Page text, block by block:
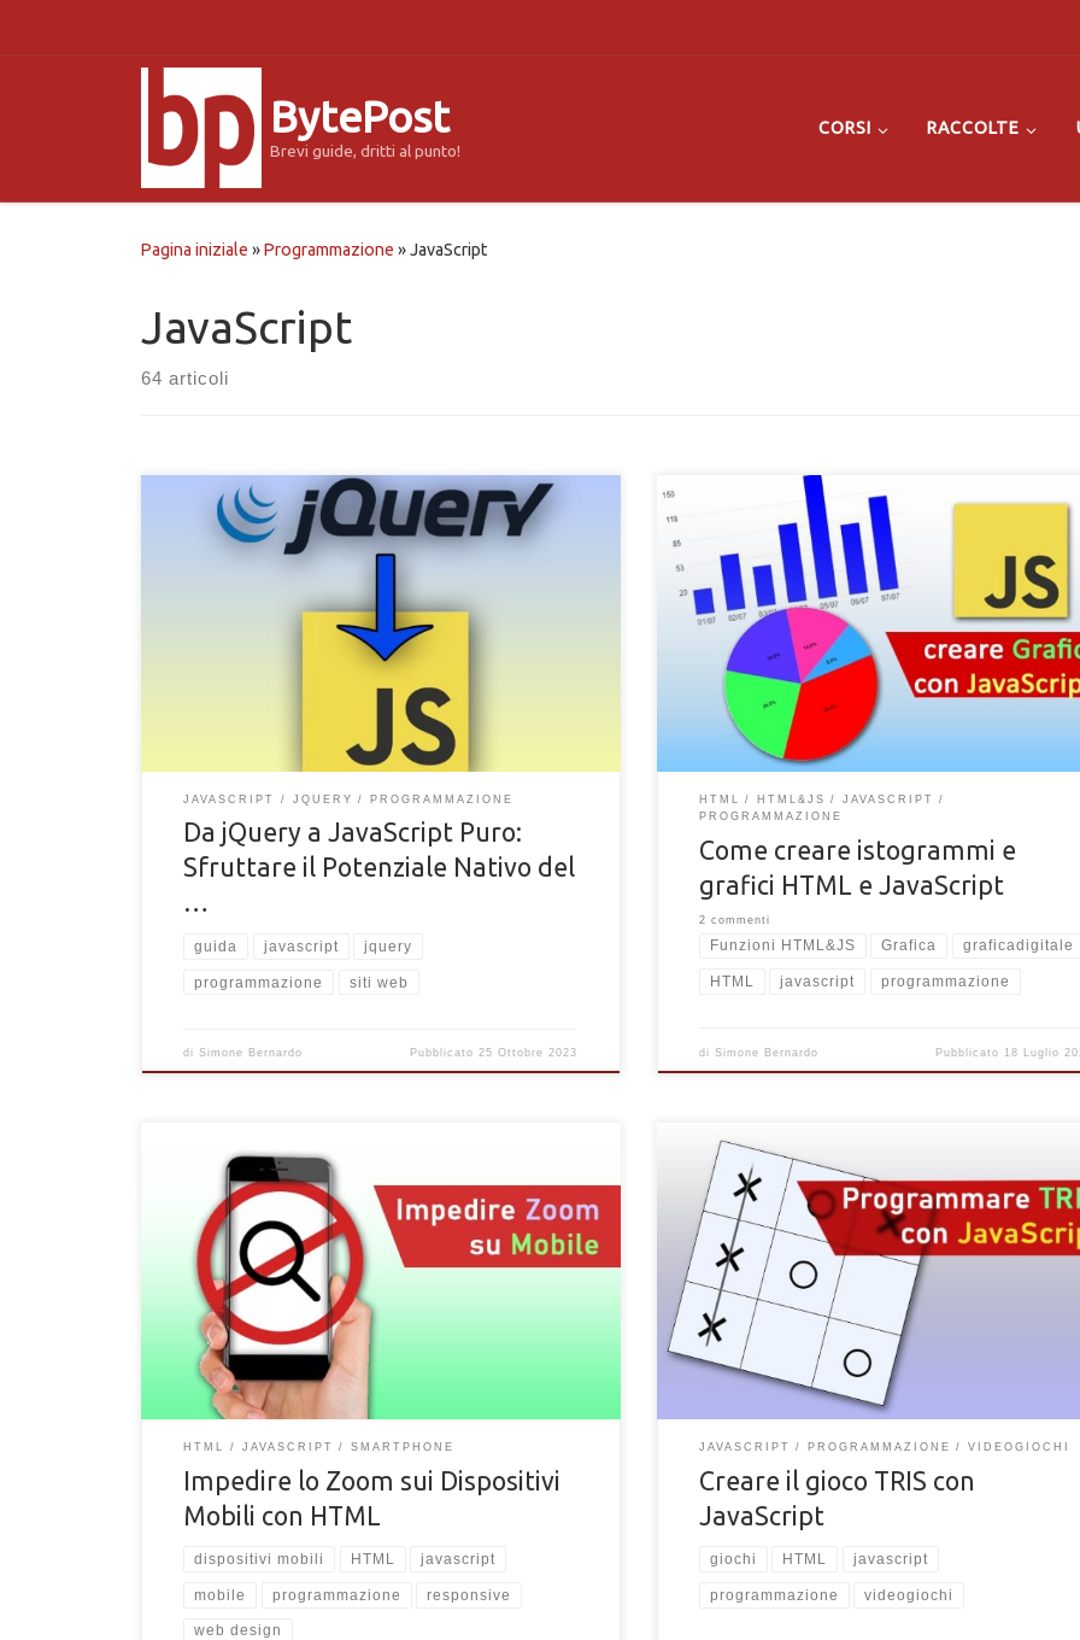
BytePost
Brevi guide, dritti al punto!
CORSI RACCOLTE
Pagina iniziale »Programmazione »JavaScript
JavaScript
64 articoli
Come passare da jQuery a JavaScript puro. Guida su come
abbandonate jQuery per passare al puro codice di
programmazione JavaScript
JAVASCRIPT JQUERY PROGRAMMAZIONE
Da jQuery a JavaScript Puro:
Sfruttare il Potenziale Nativo del
…
guida javascript jquery
programmazione siti web
diSimone Bernardo Pubblicato25 Ottobre 2023
Come creare grafici e istogrammi in puro HTML e
JavaScript. Guida alla programmazione di grafici di dati
JavaScript e HTML personalizzati
HTML HTML&JS
JAVASCRIPT
PROGRAMMAZIONE
Come creare istogrammi e
grafici HTML e JavaScript
2 commenti
Funzioni HTML&JS Grafica graficadigitale
HTML javascript programmazione
di Simone Bernardo Pubblicato 18 Luglio
Come bloccare e impedire lo zoom delle pagine HTML su
dispositivi mobile. Tecniche per impedire lo zoom del
contenuto su schermi mobili touch
HTML JAVASCRIPT SMARTPHONE
Impedire lo Zoom sui Dispositivi
Mobili con HTML
dispositivi mobili HTML javascript
mobile programmazione responsive
web design
Impara a programmare il gioco TRIS con JavaScript e
Codice sorgente e spiegazione per creare "tris" con
JavaScript e HTML
JAVASCRIPT PROGRAMMAZIONE VIDEOGIOCHI
Creare il gioco TRIS con
JavaScript
giochi HTML javascript
programmazione videogiochi